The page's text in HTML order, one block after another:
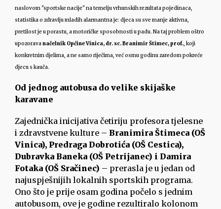
naslovom "sportske nacije" na temelju vrhunskih rezultata pojedinaca,
statistika o zdravlju mladih alarmantna je: djeca su sve manje aktivna,
pretilost je u porastu, a motoričke sposobnosti u padu. Na taj problem oštro
upozoravanačelnik Općine Vinica, dr. sc. Branimir Štimec, prof., koji
konkretnim djelima, a ne samo riječima, već osmu godinu zaredom pokreće
djecu s kauča.
Od jednog autobusa do velike skijaške
karavane
Zajednička inicijativa četiriju profesora tjelesne
i zdravstvene kulture – Branimira Štimeca (OŠ
Vinica), Predraga Dobrotića (OŠ Cestica),
Dubravka Baneka (OŠ Petrijanec) i Damira
Fotaka (OŠ Sračinec) – prerasla je u jedan od
najuspješnijih lokalnih sportskih programa.
Ono što je prije osam godina počelo s jednim
autobusom, ove je godine rezultiralo kolonom